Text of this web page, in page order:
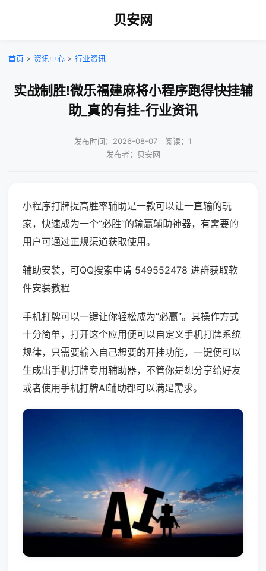
贝安网
首页 > 资讯中心 > 行业资讯
实战制胜!微乐福建麻将小程序跑得快挂辅
助_真的有挂-行业资讯
发布时间：2026-08-07｜阅读：1
发布者：贝安网
小程序打牌提高胜率辅助是一款可以让一直输的玩
家，快速成为一个“必胜”的输赢辅助神器，有需要的
用户可通过正规渠道获取使用。
辅助安装，可QQ搜索申请 549552478 进群获取软
件安装教程
手机打牌可以一键让你轻松成为“必赢”。其操作方式
十分简单，打开这个应用便可以自定义手机打牌系统
规律，只需要输入自己想要的开挂功能，一键便可以
生成出手机打牌专用辅助器，不管你是想分享给好友
或者使用手机打牌AI辅助都可以满足需求。